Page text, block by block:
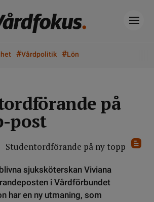
#Vårdpolitik #Lön
på
post
sjuksköterskan Viviana
i Vårdförbundet
har en ny utmaning, som